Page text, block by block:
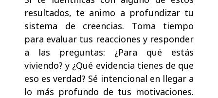
resultados, te animo a profundizar tu
sistema de creencias. Toma tiempo
para evaluar tus reacciones y responder
a las preguntas: ¿Para qué estás
viviendo? y ¿Qué evidencia tienes de que
eso es verdad? Sé intencional en llegar a
lo más profundo de tus motivaciones.